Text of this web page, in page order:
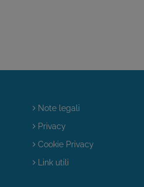
Note legali
Privacy
Cookie Privacy
Link utili